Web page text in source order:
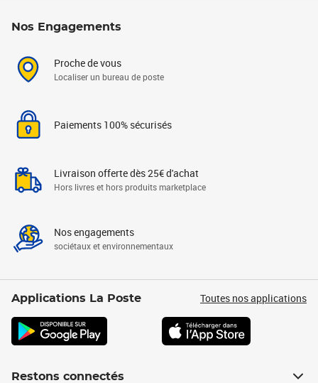
Nos Engagements
Proche de vous
Localiser un bureau de poste
Paiements 100% sécurisés
Livraison offerte dès 25€ d'achat
Hors livres et hors produits marketplace
Nos engagements
sociétaux et environnementaux
Applications La Poste Toutes nos applications
Restons connectés